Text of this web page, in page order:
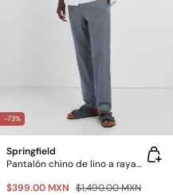
-73%
Springfield
Pantalón chino de lino a rayas straight fit
$399.00 MXN $1,490.00 MXN